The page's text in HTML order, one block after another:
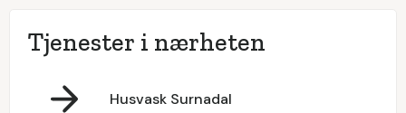
Tjenester i nærheten
Husvask Surnadal